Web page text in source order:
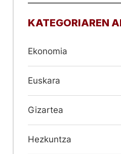
KATEGORIAREN
Ekonomia
Euskara
Gizartea
Hezkuntza